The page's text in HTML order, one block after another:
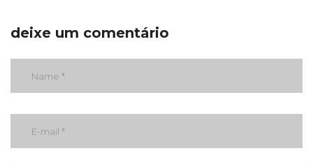
deixe um comentário